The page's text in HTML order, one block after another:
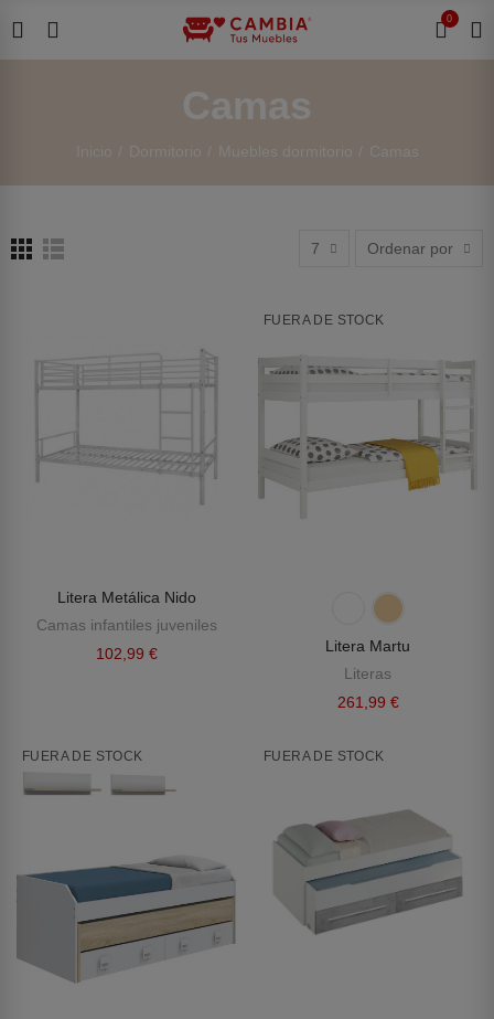
0
Camas
Inicio Dormitorio Muebles dormitorio Camas
7 Ordenar por
Litera Metálica Nido
Camas infantiles juveniles
102,99 €
FUERA DE STOCK
Litera Martu
Literas
261,99 €
FUERA DE STOCK FUERA DE STOCK